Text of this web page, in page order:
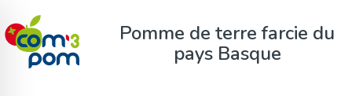
Pomme de terre farcie du
pays Basque